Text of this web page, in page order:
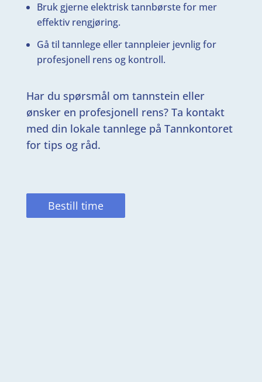
Bruk gjerne elektrisk tannbørste for mer
effektiv rengjøring.
Gå til tannlege eller tannpleier jevnlig for
profesjonell rens og kontroll.
Har du spørsmål om tannstein eller
ønsker en profesjonell rens? Ta kontakt
med din lokale tannlege på Tannkontoret
for tips og råd.
Bestill time